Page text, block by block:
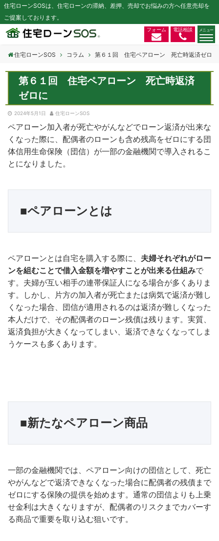
住宅ローンSOSは、住宅ローンの滞納、差押、売却でお悩みの方へ任意売却を
ご提案しております。
フォーム 電話相談
住宅ローンSOS コラム 第６１回 住宅ペアローン 死亡時返済ゼロに
第６１回 住宅ペアローン 死亡時返済
ゼロに
2024年5月1日 住宅ローンSOS
ペアローン加入者が死亡やがんなどでローン返済が出来な
くなった際に、配偶者のローンも含め残高をゼロにする団
体信用生命保険（団信）が一部の金融機関で導入されるこ
とになりました。
■ペアローンとは
ペアローンとは自宅を購入する際に、 夫婦それぞれがロー
ンを組むことで借入金額を増やすことが出来る仕組みで
す。夫婦が互い相手の連帯保証人になる場合が多くありま
す。しかし、片方の加入者が死亡または病気で返済が難し
くなった場合、団信が適用されるのは返済が難しくなった
本人だけで、その配偶者のローン残債は残ります。実質、
返済負担が大きくなってしまい、返済できなくなってしま
うケースも多くあります。
■新たなペアローン商品
一部の金融機関では、ペアローン向けの団信として、死亡
やがんなどで返済できなくなった場合に配偶者の残債まで
ゼロにする保険の提供を始めます。通常の団信よりも上乗
せ金利は大きくなりますが、配偶者のリスクまでカバーす
る商品で重要を取り込む狙いです。